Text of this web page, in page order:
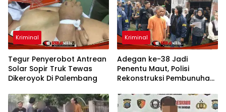
Kriminal
Tegur Penyerobot Antrean
Solar Sopir Truk Tewas
Dikeroyok Di Palembang
Kriminal
Adegan ke-38 Jadi
Penentu Maut, Polisi
Rekonstruksi Pembunuhan